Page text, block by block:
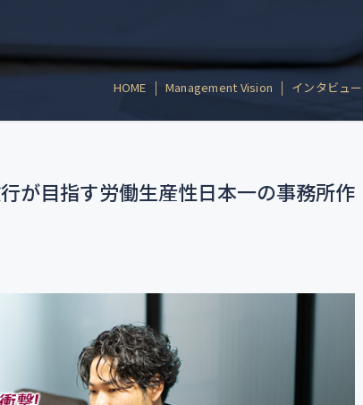
HOME Management Vision インタビュー
が目指す労働生産性日本一の事務所作